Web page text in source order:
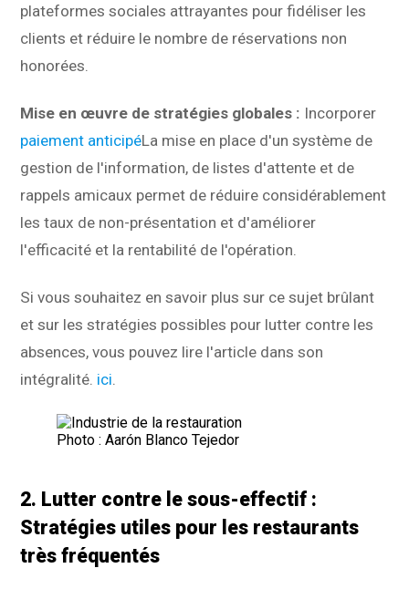
plateformes sociales attrayantes pour fidéliser les
clients et réduire le nombre de réservations non
honorées.
Mise en œuvre de stratégies globales : Incorporer
paiement anticipéLa mise en place d'un système de
gestion de l'information, de listes d'attente et de
rappels amicaux permet de réduire considérablement
les taux de non-présentation et d'améliorer
l'efficacité et la rentabilité de l'opération.
Si vous souhaitez en savoir plus sur ce sujet brûlant
et sur les stratégies possibles pour lutter contre les
absences, vous pouvez lire l'article dans son
intégralité. ici.
Photo : Aarón Blanco Tejedor
2. Lutter contre le sous-effectif :
Stratégies utiles pour les restaurants
très fréquentés